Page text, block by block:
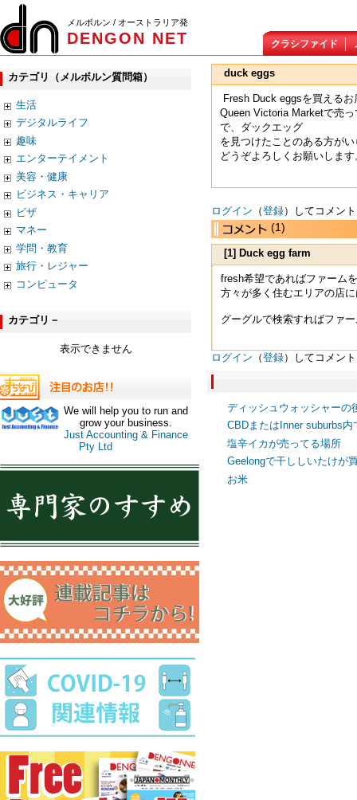
メルボルン / オーストラリア発
DENGON NET クラシファイド
カテゴリ（メルボルン質問箱）
生活
デジタルライフ
趣味
エンターテイメント
美容・健康
ビジネス・キャリア
ビザ
マネー
学問・教育
旅行・レジャー
コンピュータ
カテゴリ－
表示できません
We will help you to run and
grow your business.
Just Accounting & Finance
Pty Ltd
duck eggs
Fresh Duck eggsを買える
Queen Victoria Marketで売
で、ダックエッグ
を見つけたことのある方が
どうぞよろしくお願いします
ログイン （登録）してコメン
(1)
[1] Duck egg farm
fresh希望であればファーム
方々が多く住むエリアの店
グーグルで検索すればファ
ログイン （登録）してコメン
ディッシュウォッシャーの
CBDまたはInner suburbs
塩辛イカが売ってる場所
Geelongで干ししいたけが
お米